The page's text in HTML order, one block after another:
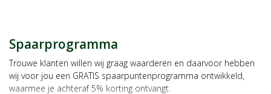
Spaarprogramma
Trouwe klanten willen wij graag waarderen en daarvoor hebben
wij voor jou een GRATIS spaarpuntenprogramma ontwikkeld,
waarmee je achteraf 5% korting ontvangt.